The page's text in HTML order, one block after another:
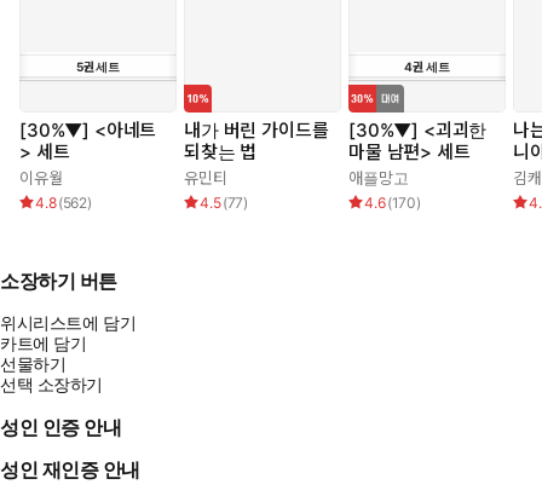
5권세트
[30%▼] <아네트
> 세트
이유월
4.8(562)
내가 버린 가이드를
되찾는 법
유민티
4.5(77)
4권세트
[30%▼] <괴괴한
마물 남편> 세트
애플망고
4.6(170)
나
니
김
소장하기 버튼
위시리스트에 담기
카트에 담기
선물하기
선택 소장하기
성인 인증 안내
성인 재인증 안내